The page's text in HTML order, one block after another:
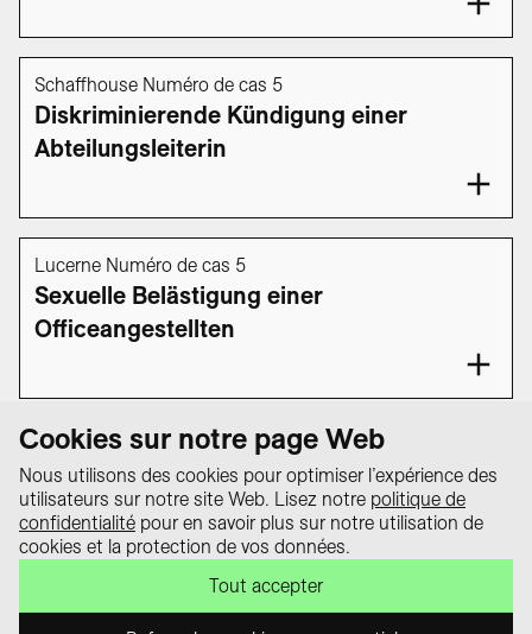
Schaffhouse Numéro de cas 5
Diskriminierende Kündigung einer
Abteilungsleiterin
Lucerne Numéro de cas 5
Sexuelle Belästigung einer
Officeangestellten
Le portail « equality law – Tout sur la
loi sur l’égalité » est un projet de la
Protection des
Cookies sur notre page Web
Nous utilisons des cookies pour optimiser l’expérience des
utilisateurs sur notre site Web. Lisez notre politique de
confidentialité pour en savoir plus sur notre utilisation de
cookies et la protection de vos données.
Tout accepter